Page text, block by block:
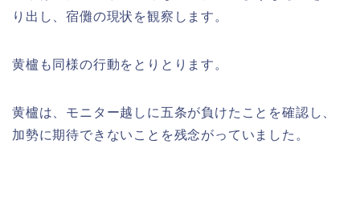
り出し、宿儺の現状を観察します。
黄櫨も同様の行動をとりとります。
黄櫨は、モニター越しに五条が負けたことを確認し、
加勢に期待できないことを残念がっていました。